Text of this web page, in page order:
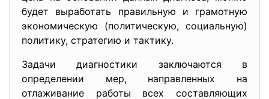
будет выработать правильную и грамотную
экономическую (политическую, социальную)
политику, стратегию и тактику.
Задачи диагностики заключаются в
определении мер, направленных на
отлаживание работы всех составляющих